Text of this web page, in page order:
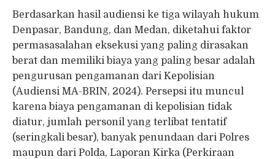
Berdasarkan hasil audiensi ke tiga wilayah hukum
Denpasar, Bandung, dan Medan, diketahui faktor
permasasalahan eksekusi yang paling dirasakan
berat dan memiliki biaya yang paling besar adalah
pengurusan pengamanan dari Kepolisian
(Audiensi MA-BRIN, 2024). Persepsi itu muncul
karena biaya pengamanan di kepolisian tidak
diatur, jumlah personil yang terlibat tentatif
(seringkali besar), banyak penundaan dari Polres
maupun dari Polda, Laporan Kirka (Perkiraan